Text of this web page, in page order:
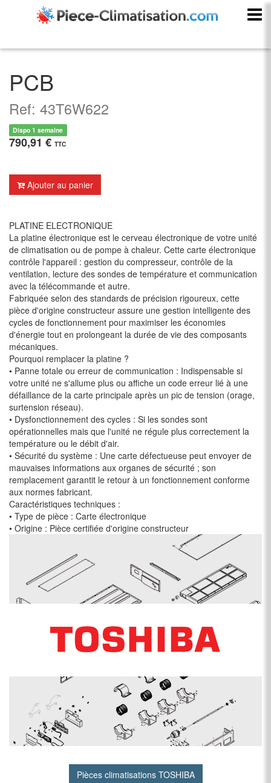
PCB
Ref: 43T6W622
Dispo 1 semaine
790,91 € TTC
Ajouter au panier
PLATINE ELECTRONIQUE
La platine électronique est le cerveau électronique de votre unité
de climatisation ou de pompe à chaleur. Cette carte électronique
contrôle l'appareil : gestion du compresseur, contrôle de la
ventilation, lecture des sondes de température et communication
avec la télécommande et autre.
Fabriquée selon des standards de précision rigoureux, cette
pièce d'origine constructeur assure une gestion intelligente des
cycles de fonctionnement pour maximiser les économies
d'énergie tout en prolongeant la durée de vie des composants
mécaniques.
Pourquoi remplacer la platine ?
• Panne totale ou erreur de communication : Indispensable si
votre unité ne s'allume plus ou affiche un code erreur lié à une
défaillance de la carte principale après un pic de tension (orage,
surtension réseau).
• Dysfonctionnement des cycles : Si les sondes sont
opérationnelles mais que l'unité ne régule plus correctement la
température ou le débit d'air.
• Sécurité du système : Une carte défectueuse peut envoyer de
mauvaises informations aux organes de sécurité ; son
remplacement garantit le retour à un fonctionnement conforme
aux normes fabricant.
Caractéristiques techniques :
• Type de pièce : Carte électronique
• Origine : Pièce certifiée d'origine constructeur
Pièces climatisations TOSHIBA